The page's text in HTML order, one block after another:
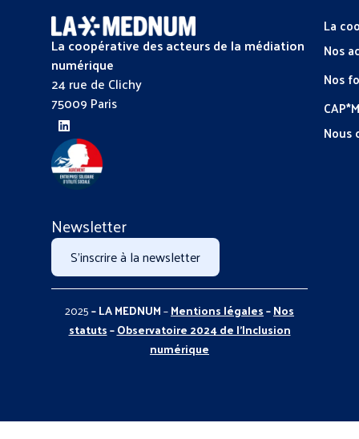
La coopérative des acteurs de la médiation
numérique
24 rue de Clichy
75009 Paris
Newsletter
S'inscrire à la newsletter
La
Nos
Nos
Nous
2025– LA MEDNUM–Mentions légales–Nos
statuts–Observatoire 2024 de l’Inclusion
numérique